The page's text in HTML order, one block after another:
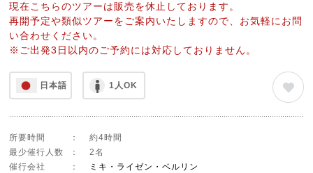
現在こちらのツアーは販売を休止しております。
再開予定や類似ツアーをご案内いたしますので、お気軽にお問
い合わせください。
※ご出発3日以内のご予約には対応しておりません。
日本語 1人OK
所要時間 ：
約4時間
最少催行人数
：
2名
催行会社
： ミキ・ライゼン・ベルリン